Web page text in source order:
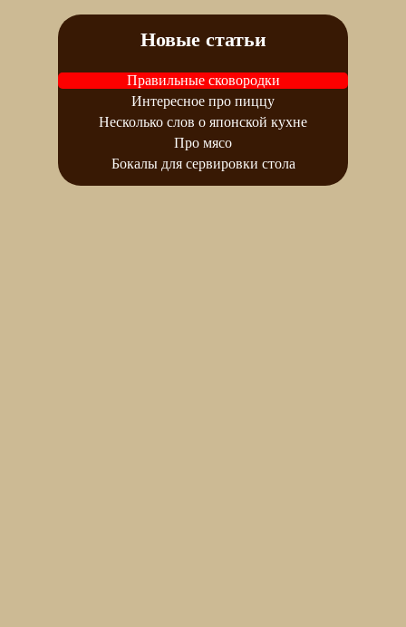
Новые статьи
Правильные сковородки
Интересное про пиццу
Несколько слов о японской кухне
Про мясо
Бокалы для сервировки стола